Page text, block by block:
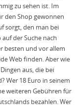
zu sehen ist. Im
den Shop gewonnen
sorgt, den man bei
der Suche nach
besten und vor allem
Web finden. Aber wie
aus, die bei
Wer 18 Euro in seinem
weiteren Gebühren für
bezahlen. Wer